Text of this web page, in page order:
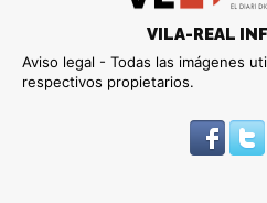
VILA-REAL
Aviso legal - Todas las imágenes
respectivos propietarios.